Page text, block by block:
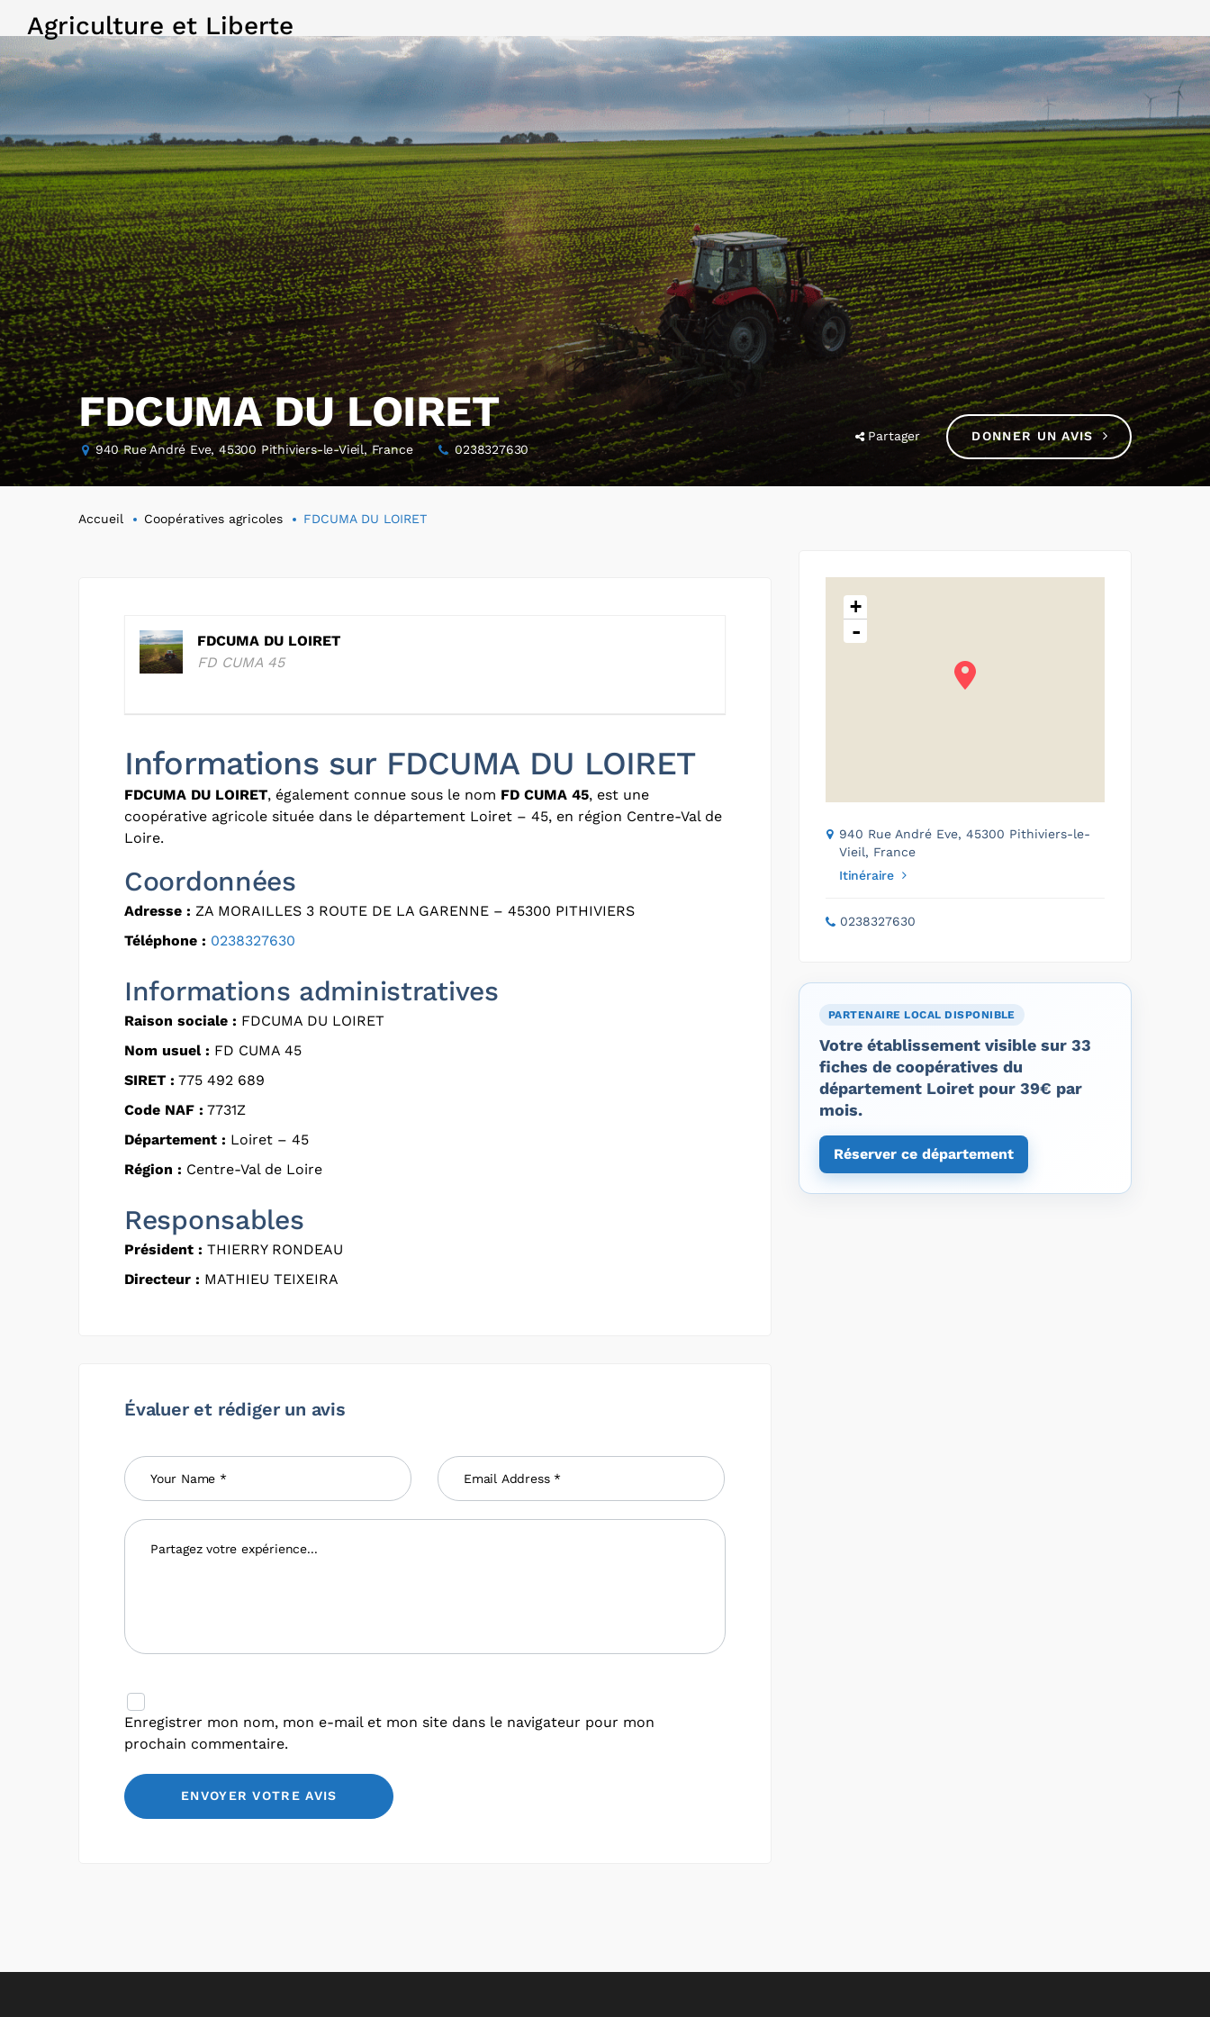
Agriculture et Liberte
FDCUMA DU LOIRET
940 Rue André Eve, 45300 Pithiviers-le-Vieil, France 0238327630
Partager DONNER UN AVIS
Accueil Coopératives agricoles FDCUMA DU LOIRET
FDCUMA DU LOIRET
FD CUMA 45
Informations sur FDCUMA DU LOIRET
FDCUMA DU LOIRET, également connue sous le nom FD CUMA 45, est une
coopérative agricole située dans le département Loiret – 45, en région Centre-Val de
Loire.
Coordonnées
Adresse : ZA MORAILLES 3 ROUTE DE LA GARENNE – 45300 PITHIVIERS
Téléphone : 0238327630
Informations administratives
Raison sociale : FDCUMA DU LOIRET
Nom usuel : FD CUMA 45
SIRET : 775 492 689
Code NAF : 7731Z
Département : Loiret – 45
Région : Centre-Val de Loire
Responsables
Président : THIERRY RONDEAU
Directeur : MATHIEU TEIXEIRA
Évaluer et rédiger un avis
Enregistrer mon nom, mon e-mail et mon site dans le navigateur pour mon
prochain commentaire.
+
-
940 Rue André Eve, 45300 Pithiviers-le-
Vieil, France
Itinéraire
0238327630
PARTENAIRE LOCAL DISPONIBLE
Votre établissement visible sur 33
fiches de coopératives du
département Loiret pour 39€ par
mois.
Réserver ce département